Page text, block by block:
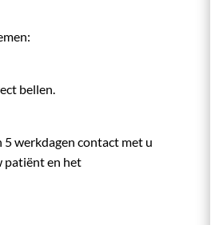
bellen.
werkdagen contact met u
patiënt en het